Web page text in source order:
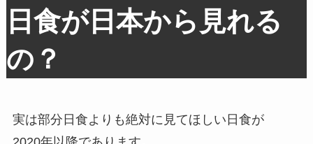
日食が日本から見れる
の？
実は部分日食よりも絶対に見てほしい日食が